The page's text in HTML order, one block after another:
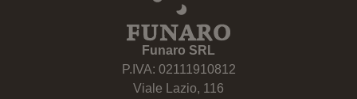
Funaro SRL
P.IVA: 02111910812
Viale Lazio, 116